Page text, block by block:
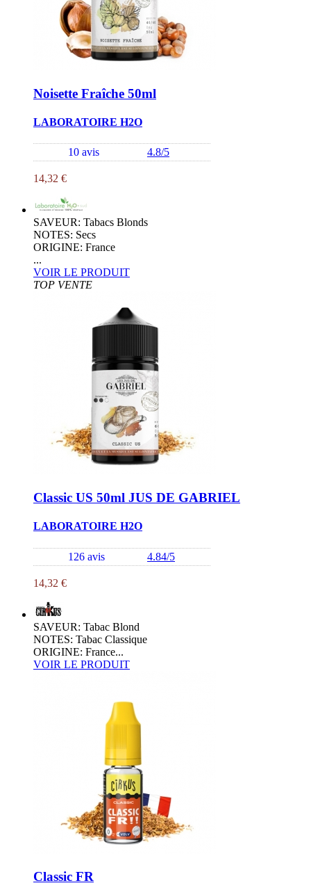
Noisette Fraîche 50ml
LABORATOIRE H2O
10 avis 4.8/5
14,32 €
SAVEUR: Tabacs Blonds
NOTES: Secs
ORIGINE: France
...
VOIR LE PRODUIT
TOP VENTE
Classic US 50ml JUS DE GABRIEL
LABORATOIRE H2O
126 avis 4.84/5
14,32 €
SAVEUR: Tabac Blond
NOTES: Tabac Classique
ORIGINE: France...
VOIR LE PRODUIT
Classic FR